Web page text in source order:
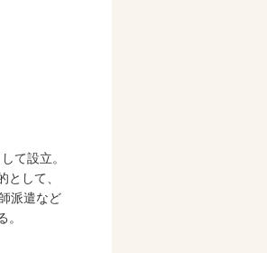
て設立。
して、
派遣など